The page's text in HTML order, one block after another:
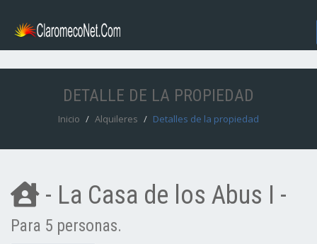
DETALLE DE LA PROPIEDAD
Inicio Alquileres Detalles de la propiedad
- La Casa de los Abus I -
Para 5 personas.